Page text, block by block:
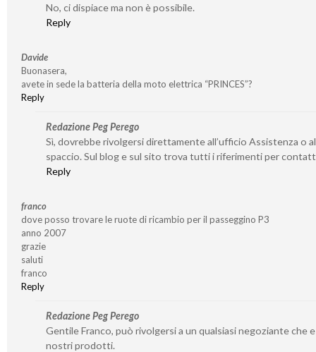
No, ci dispiace ma non è possibile.
Reply
Davide
Buonasera,
avete in sede la batteria della moto elettrica “PRINCES”?
Reply
Redazione Peg Perego
Sì, dovrebbe rivolgersi direttamente all’ufficio Assistenza o
spaccio. Sul blog e sul sito trova tutti i riferimenti per
Reply
franco
dove posso trovare le ruote di ricambio per il passeggino P3
anno 2007
grazie
saluti
franco
Reply
Redazione Peg Perego
Gentile Franco, può rivolgersi a un qualsiasi negoziante che
nostri prodotti.